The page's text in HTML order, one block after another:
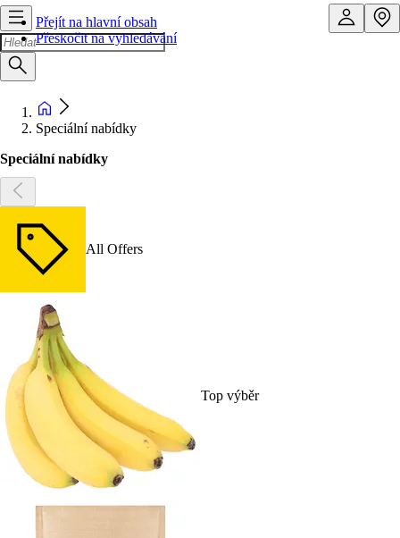
Přejít na hlavní obsah
Přeskočit na vyhledávání
Speciální nabídky
Speciální nabídky
All Offers
Top výběr